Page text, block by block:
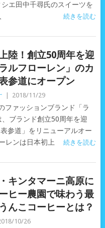
エ田中千尋氏のスイーツを
続きを読む
陸！創立50周年を迎
ルフローレン」のカ
参道にオープン
2018/11/29
ファッションブランド「ラ
ブランド創立50周年を迎
参道」をリニューアルオー
レンは日本初上
続きを読む
キンタマーニ高原に
ヒー農園で味わう最
んこコーヒーとは？
10/26